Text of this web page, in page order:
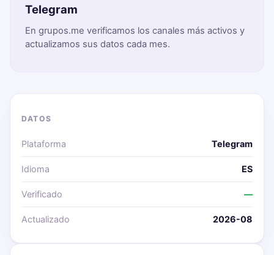
Telegram
En grupos.me verificamos los canales más activos y
actualizamos sus datos cada mes.
DATOS
Plataforma Telegram
Idioma ES
Verificado —
Actualizado 2026-08